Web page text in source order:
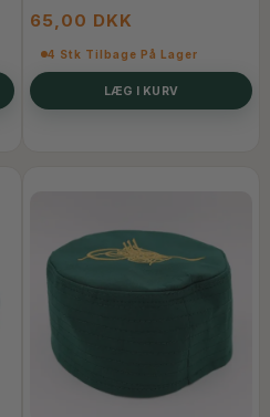
65,00 DKK
4 Stk Tilbage På Lager
LÆG I KURV